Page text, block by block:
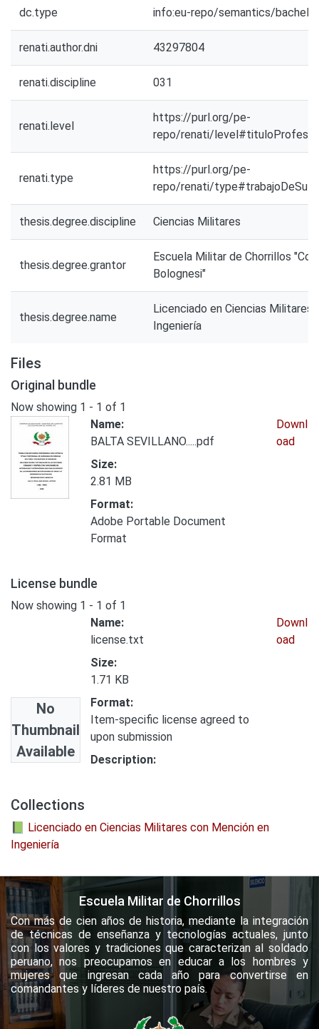
dc.type info:eu-repo/semantics/
renati.author.dni 43297804
renati.discipline 031
renati.level
https://purl.org/pe-
repo/renati/
renati.type
https://purl.org/pe-
repo/renati/
thesis.degree.discipline Ciencias Militares
thesis.degree.grantor
Escuela Militar de Chorrillos
Bolognesi"
thesis.degree.name
Licenciado en Ciencias Militares
Ingeniería
Files
Original bundle
Now showing 1 - 1 of 1
Name:
BALTA SEVILLANO.....pdf
Size:
2.81 MB
Format:
Adobe Portable Document
Format
Downl
oad
License bundle
Now showing 1 - 1 of 1
No
Thumbnail
Available
Name:
license.txt
Size:
1.71 KB
Format:
Item-specific license agreed to
upon submission
Description:
Downl
oad
Collections
📗 Licenciado en Ciencias Militares con Mención en
Ingeniería
Escuela Militar de Chorrillos
Con más de cien años de historia, mediante la integración
de técnicas de enseñanza y tecnologías actuales, junto
con los valores y tradiciones que caracterizan al soldado
peruano, nos preocupamos en educar a los hombres y
mujeres que ingresan cada año para convertirse en
comandantes y líderes de nuestro país.